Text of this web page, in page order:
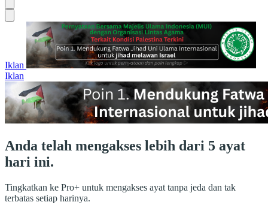
Iklan
Iklan
Anda telah mengakses lebih dari 5 ayat
hari ini.
Tingkatkan ke Pro+ untuk mengakses ayat tanpa jeda dan tak
terbatas setiap harinya.